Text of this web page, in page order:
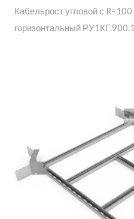
Кабельрост угловой с
горизонтальный